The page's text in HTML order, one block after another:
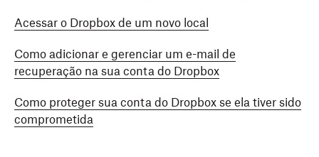
Acessar o Dropbox de um novo local
Como adicionar e gerenciar um e-mail de
recuperação na sua conta do Dropbox
Como proteger sua conta do Dropbox se ela tiver sido
comprometida